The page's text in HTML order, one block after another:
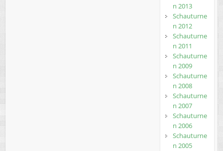
n 2013
Schauturne
n 2012
Schauturne
n 2011
Schauturne
n 2009
Schauturne
n 2008
Schauturne
n 2007
Schauturne
n 2006
Schauturne
n 2005